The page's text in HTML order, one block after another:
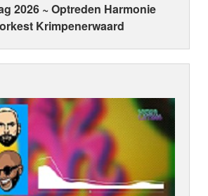
2026 ~ Optreden Harmonie
Krimpenerwaard